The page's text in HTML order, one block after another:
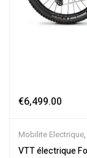
€6,499.00
Mobilite Electrique,
Suspendus,Vélo
VTT électrique